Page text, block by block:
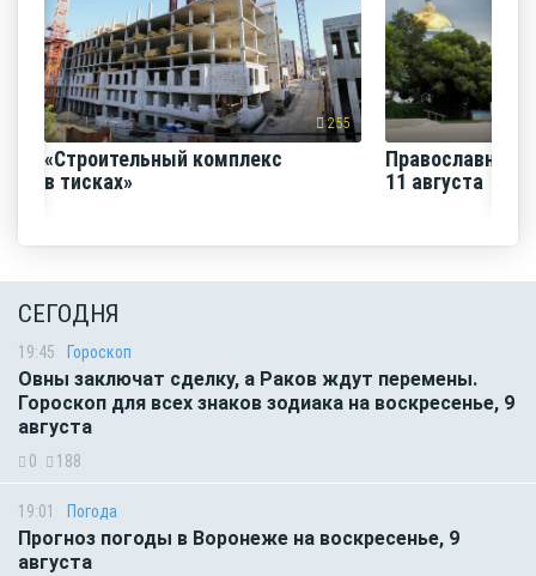
255
«Строительный комплекс
в тисках»
Православная
11 августа
СЕГОДНЯ
19:45 Гороскоп
Овны заключат сделку, а Раков ждут перемены.
Гороскоп для всех знаков зодиака на воскресенье, 9
августа
0 188
19:01 Погода
Прогноз погоды в Воронеже на воскресенье, 9
августа